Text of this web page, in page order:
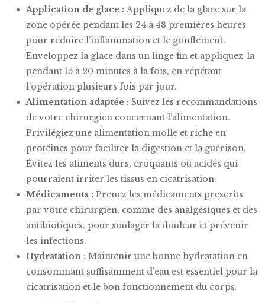
Application de glace :Appliquez de la glace sur la
zone opérée pendant les 24 à 48 premières heures
pour réduire l’inflammation et le gonflement.
Enveloppez la glace dans un linge fin et appliquez-la
pendant 15 à 20 minutes à la fois, en répétant
l’opération plusieurs fois par jour.
Alimentation adaptée : Suivez les recommandations
de votre chirurgien concernant l’alimentation.
Privilégiez une alimentation molle et riche en
protéines pour faciliter la digestion et la guérison.
Évitez les aliments durs, croquants ou acides qui
pourraient irriter les tissus en cicatrisation.
Médicaments : Prenez les médicaments prescrits
par votre chirurgien, comme des analgésiques et des
antibiotiques, pour soulager la douleur et prévenir
les infections.
Hydratation : Maintenir une bonne hydratation en
consommant suffisamment d’eau est essentiel pour la
cicatrisation et le bon fonctionnement du corps.